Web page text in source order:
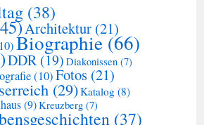
(38)
Architektur (21)
Biographie (66)
DDR (19) Diakonissen (7)
(10)Fotos (21)
(29)Katalog (8)
(9)Kreuzberg (7)
(37)